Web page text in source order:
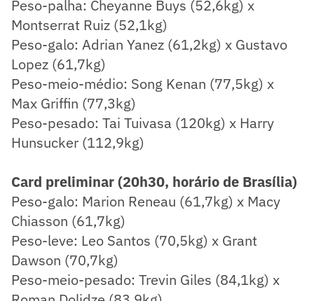
Peso-palha: Cheyanne Buys (52,6kg) x
Montserrat Ruiz (52,1kg)
Peso-galo: Adrian Yanez (61,2kg) x Gustavo
Lopez (61,7kg)
Peso-meio-médio: Song Kenan (77,5kg) x
Max Griffin (77,3kg)
Peso-pesado: Tai Tuivasa (120kg) x Harry
Hunsucker (112,9kg)
Card preliminar (20h30, horário de Brasília)
Peso-galo: Marion Reneau (61,7kg) x Macy
Chiasson (61,7kg)
Peso-leve: Leo Santos (70,5kg) x Grant
Dawson (70,7kg)
Peso-meio-pesado: Trevin Giles (84,1kg) x